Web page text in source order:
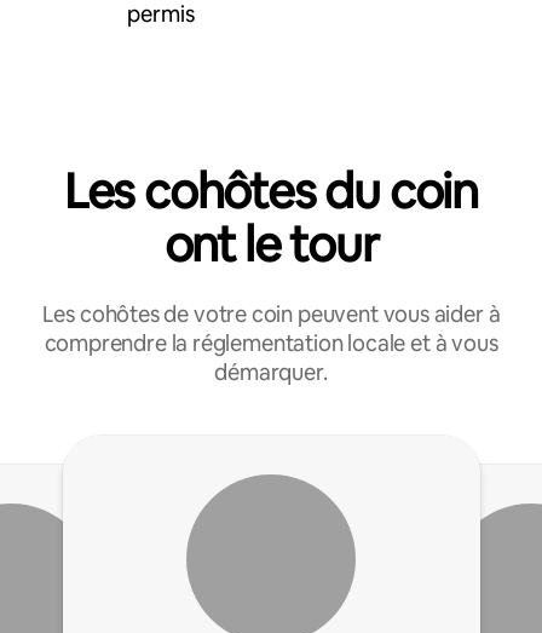
permis
Les cohôtes du coin
ont le tour
Les cohôtes de votre coin peuvent vous aider à
comprendre la réglementation locale et à vous
démarquer.